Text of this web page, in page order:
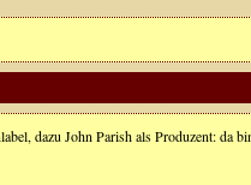
dazu John Parish als Produzent: da